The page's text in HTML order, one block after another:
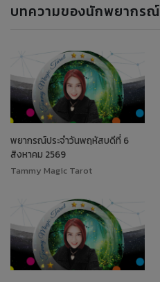
บทความของนักพยากรณ์
พยากรณ์ประจำวันพฤหัสบดีที่ 6
สิงหาคม 2569
Tammy Magic Tarot